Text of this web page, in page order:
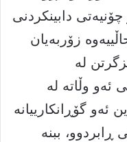
دابینکردنى
زۆربەیان
لە
ئەو وڵاتە لە
ئەو گۆڕانکارییانە
ببنە